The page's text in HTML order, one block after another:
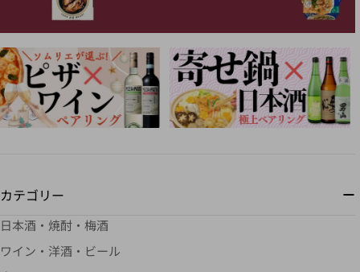
カテゴリー
日本酒・焼酎・梅酒
ワイン・洋酒・ビール